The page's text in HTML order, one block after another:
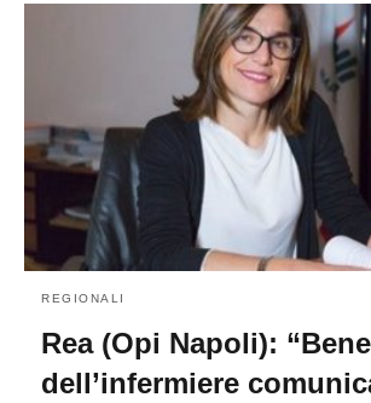
REGIONALI
Rea (Opi Napoli):
dell’infermiere